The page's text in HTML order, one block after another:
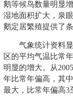
鹅等候鸟数量明显
湿地面积扩大，泉
鹅定居繁殖提供了
气象统计资料显
区的平均气温比常
明显的增大。从
年比常年偏高，其
最大，比常年偏高3